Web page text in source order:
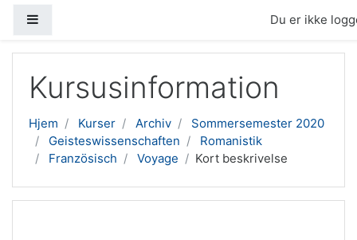
Du er ikke
Kursusinformation
Hjem Kurser Archiv
Sommersemester 2020
Geisteswissenschaften
Romanistik
Französisch
Voyage Kort beskrivelse